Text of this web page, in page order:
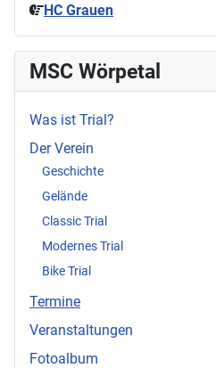
HC Grauen
MSC Wörpetal
Was ist Trial?
Der Verein
Geschichte
Gelände
Classic Trial
Modernes Trial
Bike Trial
Termine
Veranstaltungen
Fotoalbum